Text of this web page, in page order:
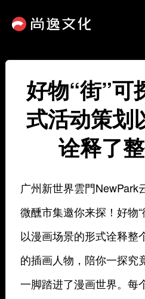
好物“街”可
式活动策划
诠释了
广州新世界雲門NewPark
微醺市集邀你来探！好物
以漫画场景的形式诠释整
的插画人物，陪你一探究
一脚踏进了漫画世界。每